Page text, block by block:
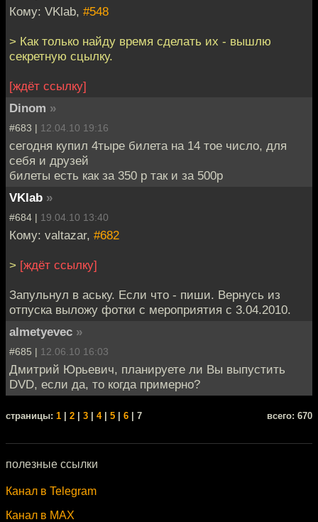
Кому: VKlab, #548
> Как только найду время сделать их - вышлю
секретную сцылку.
[ждёт ссылку]
Dinom »
#683 | 12.04.10 19:16
сегодня купил 4тыре билета на 14 тое число, для
себя и друзей
билеты есть как за 350 р так и за 500р
VKlab »
#684 | 19.04.10 13:40
Кому: valtazar, #682
> [ждёт ссылку]
Запульнул в аську. Если что - пиши. Вернусь из
отпуска выложу фотки с мероприятия с 3.04.2010.
almetyevec »
#685 | 12.06.10 16:03
Дмитрий Юрьевич, планируете ли Вы выпустить
DVD, если да, то когда примерно?
cтраницы: 1 2 3 4| 5 6 | 7 всего: 670
полезные ссылки
Канал в Telegram
Канал в MAX